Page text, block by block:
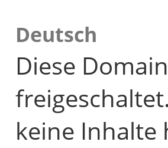
Deutsch
Diese
keine Inhalte